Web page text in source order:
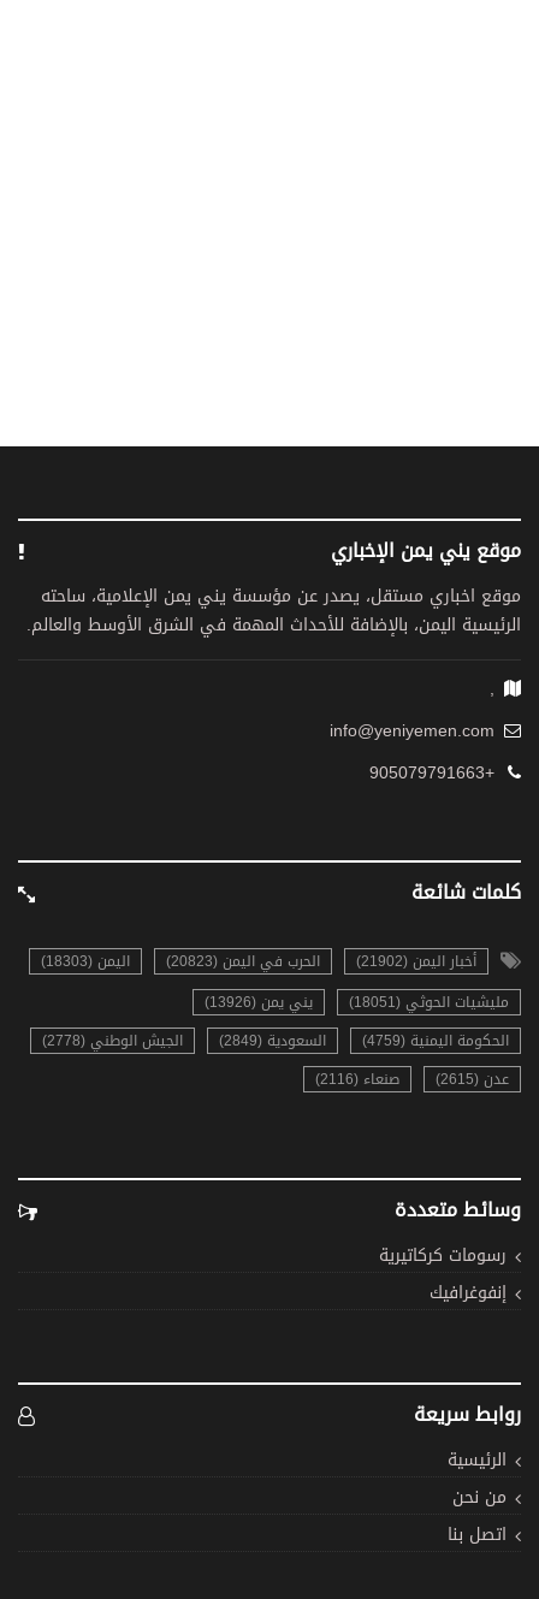
موقع يني يمن الإخباري
موقع اخباري مستقل، يصدر عن مؤسسة يني يمن الإعلامية، ساحته
الرئيسية اليمن، بالإضافة للأحداث المهمة في الشرق الأوسط والعالم.
,
info@yeniyemen.com
+905079791663
كلمات شائعة
أخبار اليمن (21902) الحرب في اليمن (20823)
اليمن (18303)
مليشيات الحوثي (18051)
يني يمن (13926)
الحكومة اليمنية (4759)
السعودية (2849)
الجيش الوطني (2778)
عدن (2615)
صنعاء (2116)
وسائط متعددة
رسومات كركاتيرية
إنفوغرافيك
روابط سريعة
الرئيسية
من نحن
اتصل بنا